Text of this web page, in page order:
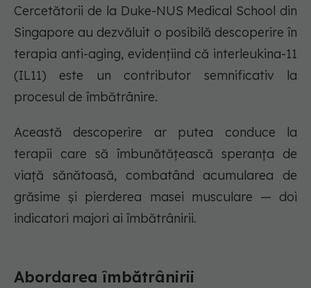
Cercetătorii de la Duke-NUS Medical School din
Singapore au dezvăluit o posibilă descoperire în
terapia anti-aging, evidențiind că interleukina-11
(IL11) este un contributor semnificativ la
procesul de îmbătrânire.
Această descoperire ar putea conduce la
terapii care să îmbunătățească speranța de
viață sănătoasă, combatând acumularea de
grăsime și pierderea masei musculare — doi
indicatori majori ai îmbătrânirii.
Abordarea îmbătrânirii